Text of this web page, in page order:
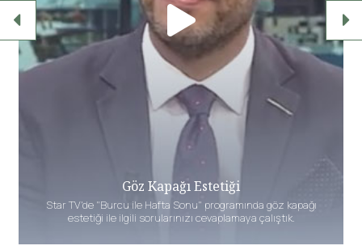
Annelik Estetiği (Mommy Makeover)
Star TV'de "Burcu ile Hafta Sonu" programında Annelik Estetiği
ile ilgili sorularınızı cevaplamaya çalıştık.